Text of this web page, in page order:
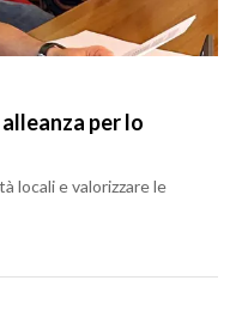
per lo
locali e valorizzare le